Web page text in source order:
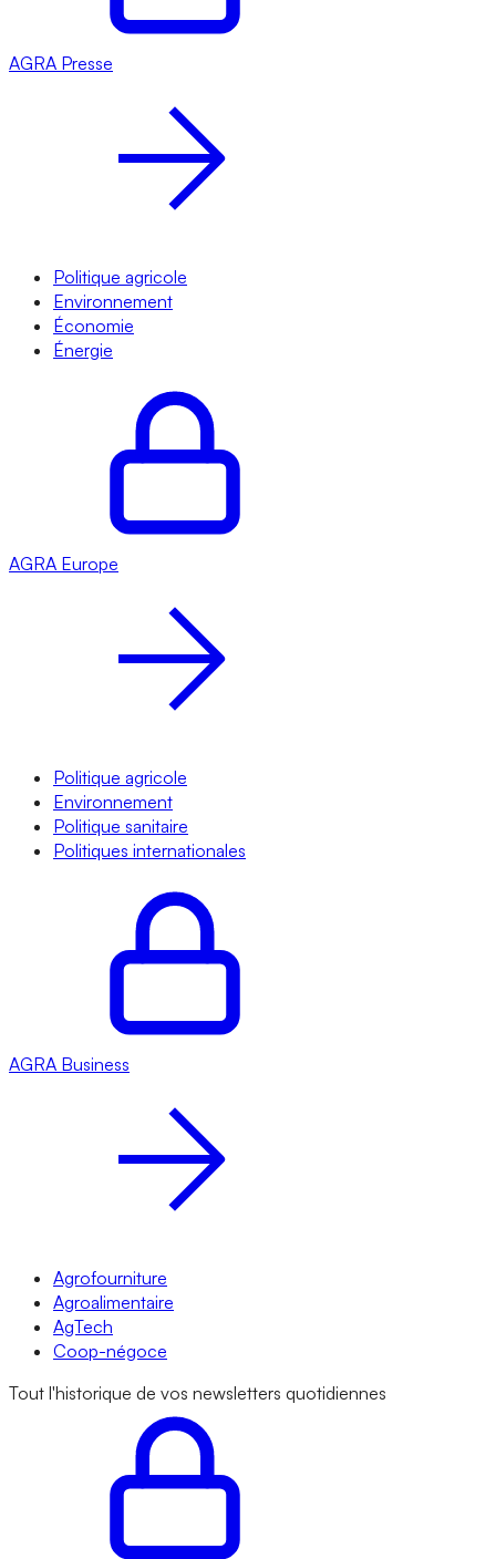
AGRA Presse
Politique agricole
Environnement
Économie
Énergie
AGRA Europe
Politique agricole
Environnement
Politique sanitaire
Politiques internationales
AGRA Business
Agrofourniture
Agroalimentaire
AgTech
Coop-négoce
Tout l'historique de vos newsletters quotidiennes